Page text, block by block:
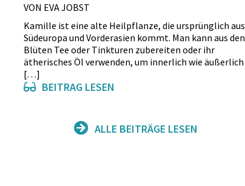
VON EVA JOBST
Kamille ist eine alte Heilpflanze, die ursprünglich aus
Südeuropa und Vorderasien kommt. Man kann aus den
Blüten Tee oder Tinkturen zubereiten oder ihr
ätherisches Öl verwenden, um innerlich wie äußerlich
[…]
BEITRAG LESEN
ALLE BEITRÄGE LESEN